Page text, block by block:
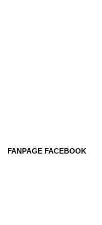
FANPAGE FACEBOOK